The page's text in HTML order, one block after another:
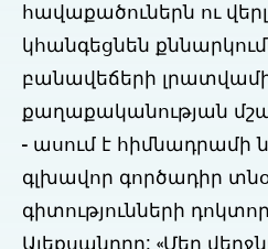
հավաքածուներն ու
կհանգեցնեն
բանավեճերի
քաղաքականության
- ասում է
գլխավոր գործադիր
գիտությունների
Ալեքսանդրը: «Մեր